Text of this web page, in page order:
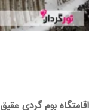
اقامتگاه بوم گردی عقیق